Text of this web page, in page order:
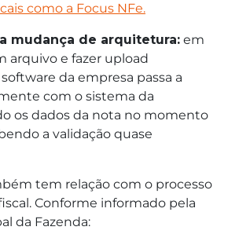
como a Focus NFe.
mudança de arquitetura: em
arquivo e fazer upload
da empresa passa a
com o sistema da
os dados da nota no momento
a validação quase
tem relação com o processo
Conforme informado pela
da Fazenda: